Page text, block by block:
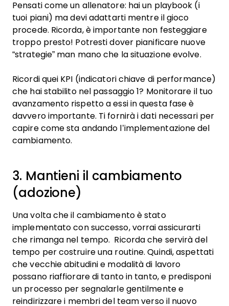
Pensati come un allenatore: hai un playbook (i
tuoi piani) ma devi adattarti mentre il gioco
procede. Ricorda, è importante non festeggiare
troppo presto! Potresti dover pianificare nuove
“strategie” man mano che la situazione evolve.
Ricordi quei KPI (indicatori chiave di performance)
che hai stabilito nel passaggio 1? Monitorare il tuo
avanzamento rispetto a essi in questa fase è
davvero importante. Ti fornirà i dati necessari per
capire come sta andando l’implementazione del
cambiamento.
3. Mantieni il cambiamento
(adozione)
Una volta che il cambiamento è stato
implementato con successo, vorrai assicurarti
che rimanga nel tempo. Ricorda che servirà del
tempo per costruire una routine. Quindi, aspettati
che vecchie abitudini e modalità di lavoro
possano riaffiorare di tanto in tanto, e predisponi
un processo per segnalarle gentilmente e
reindirizzare i membri del team verso il nuovo